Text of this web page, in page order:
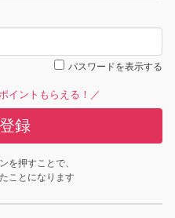
パスワードを表示する
イントもらえる！／
録
を押すことで、
ことになります